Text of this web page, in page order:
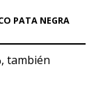
PATA NEGRA
también